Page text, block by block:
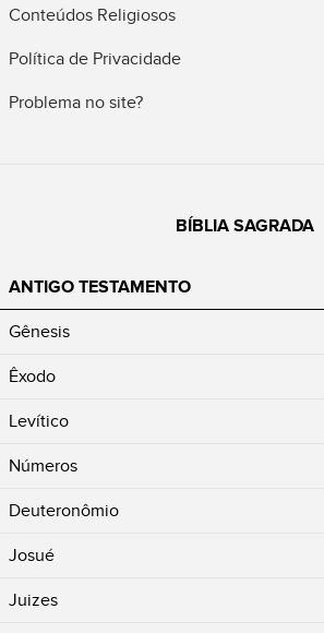
Conteúdos Religiosos
Política de Privacidade
Problema no site?
BÍBLIA SAGRADA
ANTIGO TESTAMENTO
Gênesis
Êxodo
Levítico
Números
Deuteronômio
Josué
Juizes